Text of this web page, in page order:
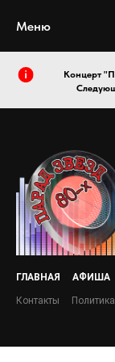
Меню
Концерт
ГЛАВНАЯ АФИША
Контакты